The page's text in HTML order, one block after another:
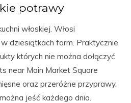
potrawy
włoskiej. Włosi
dziesiątkach form. Praktycznie
których nie można dołączyć
near Main Market Square
oraz przeróżne przyprawy,
jeść każdego dnia.